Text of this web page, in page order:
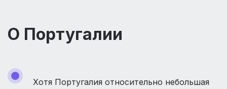
О Португалии
Хотя Португалия относительно небольшая